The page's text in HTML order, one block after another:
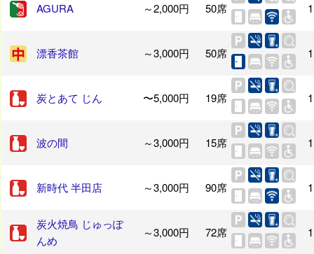
AGURA ～2,000円 50席
漂香茶館 ～3,000円 50席
炭とあて じん 〜5,000円 19席
波の間 ～3,000円 15席
新時代 半田店 ～3,000円 90席
炭火焼鳥 じゅっぽ
んめ
～3,000円 72席